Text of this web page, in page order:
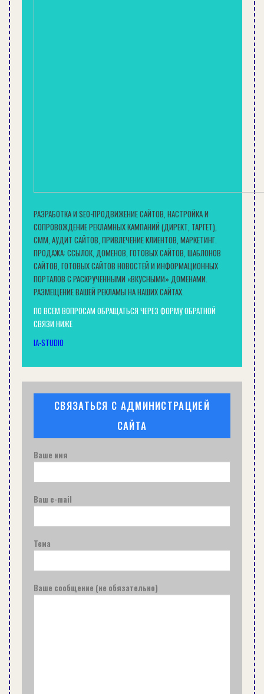
РАЗРАБОТКА И SEO-ПРОДВИЖЕНИЕ САЙТОВ, НАСТРОЙКА И
СОПРОВОЖДЕНИЕ РЕКЛАМНЫХ КАМПАНИЙ (ДИРЕКТ, ТАРГЕТ),
СММ, АУДИТ САЙТОВ, ПРИВЛЕЧЕНИЕ КЛИЕНТОВ, МАРКЕТИНГ.
ПРОДАЖА: ССЫЛОК, ДОМЕНОВ, ГОТОВЫХ САЙТОВ, ШАБЛОНОВ
САЙТОВ, ГОТОВЫХ САЙТОВ НОВОСТЕЙ И ИНФОРМАЦИОННЫХ
ПОРТАЛОВ С РАСКРУЧЕННЫМИ «ВКУСНЫМИ» ДОМЕНАМИ.
РАЗМЕЩЕНИЕ ВАШЕЙ РЕКЛАМЫ НА НАШИХ САЙТАХ.
ПО ВСЕМ ВОПРОСАМ ОБРАЩАТЬСЯ ЧЕРЕЗ ФОРМУ ОБРАТНОЙ
СВЯЗИ НИЖЕ
IA-STUDIO
СВЯЗАТЬСЯ С АДМИНИСТРАЦИЕЙ
САЙТА
Ваше имя
Ваш e-mail
Тема
Ваше сообщение (не обязательно)